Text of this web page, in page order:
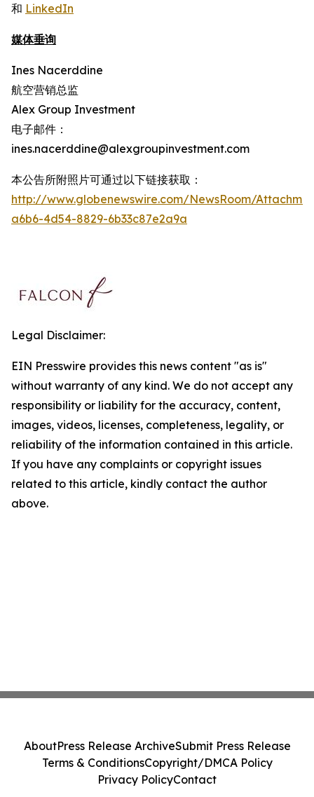
和 LinkedIn
媒体垂询
Ines Nacerddine
航空营销总监
Alex Group Investment
电子邮件：
ines.nacerddine@alexgroupinvestment.com
本公告所附照片可通过以下链接获取：
http://www.globenewswire.com/NewsRoom/
a6b6-4d54-8829-6b33c87e2a9a
Legal Disclaimer:
EIN Presswire provides this news content "as is"
without warranty of any kind. We do not accept any
responsibility or liability for the accuracy, content,
images, videos, licenses, completeness, legality, or
reliability of the information contained in this article.
If you have any complaints or copyright issues
related to this article, kindly contact the author
above.
AboutPress Release ArchiveSubmit Press Release
Terms & ConditionsCopyright/DMCA Policy
Privacy PolicyContact